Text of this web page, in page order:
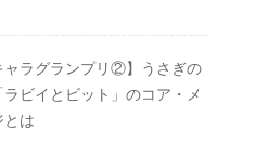
ャラグランプリ②】うさぎの
ビイとビット」のコア・メ
とは